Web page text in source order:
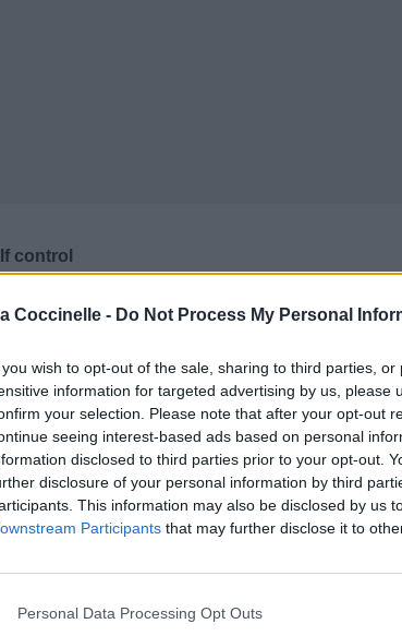
Coccinelle - Do Not Process My Personal
you wish to opt-out of the sale, sharing to third parties,
information for targeted advertising by us, please
your selection. Please note that after your opt-out
seeing interest-based ads based on personal
disclosed to third parties prior to your opt-out.
disclosure of your personal information by third
This information may also be disclosed by us
Participants that may further disclose it to
Personal Data Processing Opt Outs
control
hurt
dois me contrôler
jamais
ça, ça ne fera pas mal